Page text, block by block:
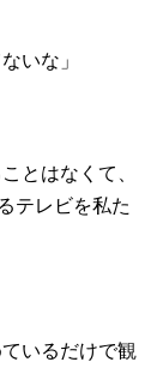
いな」
とはなくて、
テレビを私た
いるだけで観